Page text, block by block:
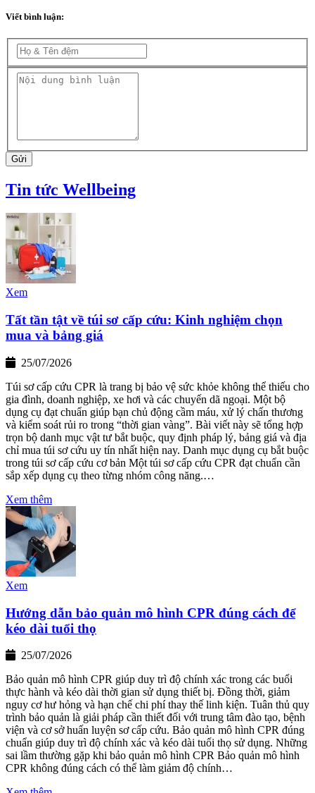
Viết bình luận:
Gửi
Tin tức Wellbeing
Xem
Tất tần tật về túi sơ cấp cứu: Kinh nghiệm chọn
mua và bảng giá
25/07/2026
Túi sơ cấp cứu CPR là trang bị bảo vệ sức khỏe không thể thiếu cho
gia đình, doanh nghiệp, xe hơi và các chuyến dã ngoại. Một bộ
dụng cụ đạt chuẩn giúp bạn chủ động cầm máu, xử lý chấn thương
và kiểm soát rủi ro trong “thời gian vàng”. Bài viết này sẽ tổng hợp
trọn bộ danh mục vật tư bắt buộc, quy định pháp lý, bảng giá và địa
chỉ mua túi sơ cứu uy tín nhất hiện nay. Danh mục dụng cụ bắt buộc
trong túi sơ cấp cứu cơ bản Một túi sơ cấp cứu CPR đạt chuẩn cần
sắp xếp dụng cụ theo từng nhóm công năng.…
Xem thêm
Xem
Hướng dẫn bảo quản mô hình CPR đúng cách để
kéo dài tuổi thọ
25/07/2026
Bảo quản mô hình CPR giúp duy trì độ chính xác trong các buổi
thực hành và kéo dài thời gian sử dụng thiết bị. Đồng thời, giảm
nguy cơ hư hỏng và hạn chế chi phí thay thế linh kiện. Tuân thủ quy
trình bảo quản là giải pháp cần thiết đối với trung tâm đào tạo, bệnh
viện và cơ sở huấn luyện sơ cấp cứu. Bảo quản mô hình CPR đúng
chuẩn giúp duy trì độ chính xác và kéo dài tuổi thọ sử dụng. Những
sai lầm thường gặp khi bảo quản mô hình CPR Bảo quản mô hình
CPR không đúng cách có thể làm giảm độ chính…